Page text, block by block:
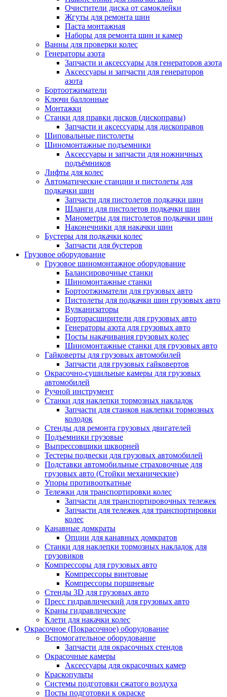
Очистители диска от самоклейки
Жгуты для ремонта шин
Паста монтажная
Наборы для ремонта шин и камер
Ванны для проверки колес
Генераторы азота
Запчасти и аксессуары для генераторов азота
Аксессуары и запчасти для генераторов
азота
Бортоотжиматели
Ключи баллонные
Монтажки
Станки для правки дисков (дископравы)
Запчасти и аксессуары для дископравов
Шиповальные пистолеты
Шиномонтажные подъемники
Аксессуары и запчасти для ножничных
подъёмников
Лифты для колес
Автоматические станции и пистолеты для
подкачки шин
Запчасти для пистолетов подкачки шин
Шланги для пистолетов подкачки шин
Манометры для пистолетов подкачки шин
Наконечники для накачки шин
Бустеры для подкачки колес
Запчасти для бустеров
Грузовое оборудование
Грузовое шиномонтажное оборудование
Балансировочные станки
Шиномонтажные станки
Бортоотжиматели для грузовых авто
Пистолеты для подкачки шин грузовых авто
Вулканизаторы
Борторасширители для грузовых авто
Генераторы азота для грузовых авто
Посты накачивания грузовых колес
Шиномонтажные станки для грузовых авто
Гайковерты для грузовых автомобилей
Запчасти для грузовых гайковертов
Окрасочно-сушильные камеры для грузовых
автомобилей
Ручной инструмент
Станки для наклепки тормозных накладок
Запчасти для станков наклепки тормозных
колодок
Стенды для ремонта грузовых двигателей
Подъемники грузовые
Выпрессовщики шкворней
Тестеры подвески для грузовых автомобилей
Подставки автомобильные страховочные для
грузовых авто (Стойки механические)
Упоры противооткатные
Тележки для транспортировки колес
Запчасти для транспортировочных тележек
Запчасти для тележек для транспортировки
колес
Канавные домкраты
Опции для канавных домкратов
Станки для наклепки тормозных накладок для
грузовиков
Компрессоры для грузовых авто
Компрессоры винтовые
Компрессоры поршневые
Стенды 3D для грузовых авто
Пресс гидравлический для грузовых авто
Краны гидравлические
Клети для накачки колес
Окрасочное (Покрасочное) оборудование
Вспомогательное оборудование
Запчасти для окрасочных стендов
Окрасочные камеры
Аксессуары для окрасочных камер
Краскопульты
Системы подготовки сжатого воздуха
Посты подготовки к окраске